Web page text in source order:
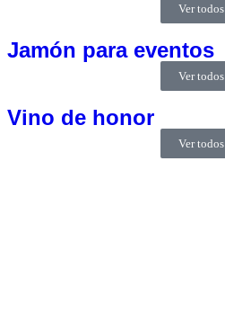
Ver todos
Jamón para eventos
Ver todos
Vino de honor
Ver todos